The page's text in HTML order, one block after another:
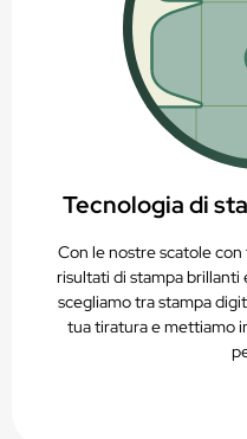
Tecnologia di
Con le nostre scatole
risultati di stampa
scegliamo tra stampa
tua tiratura e mettiamo